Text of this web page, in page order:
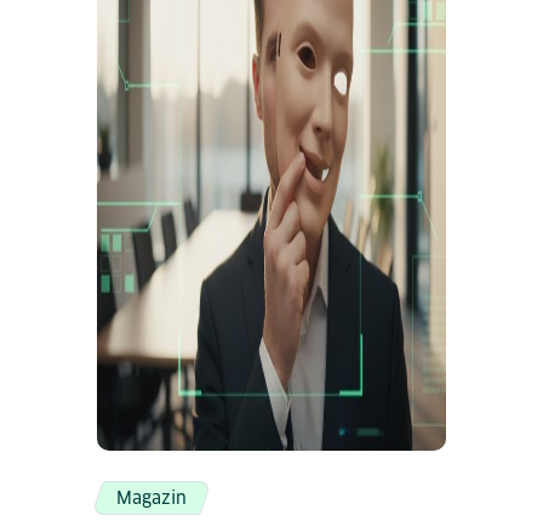
Magazin